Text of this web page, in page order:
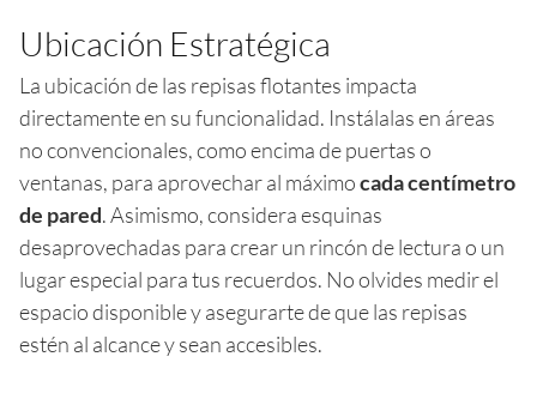
Ubicación Estratégica
La ubicación de las repisas flotantes impacta
directamente en su funcionalidad. Instálalas en áreas
no convencionales, como encima de puertas o
ventanas, para aprovechar al máximocada centímetro
de pared. Asimismo, considera esquinas
desaprovechadas para crear un rincón de lectura o un
lugar especial para tus recuerdos. No olvides medir el
espacio disponible y asegurarte de que las repisas
estén al alcance y sean accesibles.